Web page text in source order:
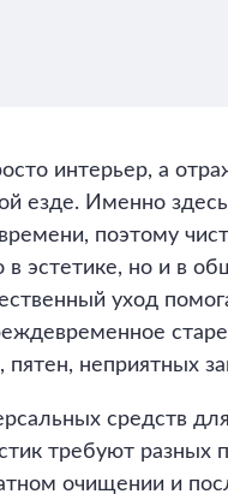
интерьер, а
езде. Именно
поэтому
эстетике, но и в
уход
неприятных
средств
требуют разных
очищении и